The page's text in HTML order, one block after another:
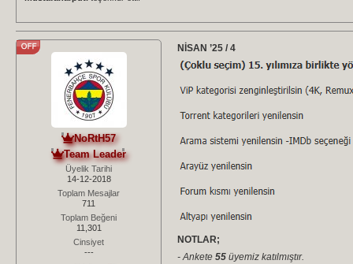
NoRtH57
Team Leader
Üyelik Tarihi
14-12-2018
Toplam Mesajlar
711
Toplam Beğeni
11,301
Cinsiyet
---
NİSAN ’25 / 4
NOTLAR;
- Ankete 55 üyemiz katılmıştır.